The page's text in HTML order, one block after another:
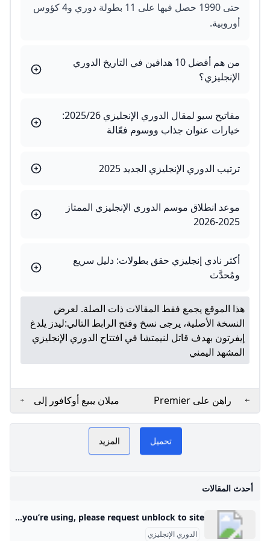
حتى 1990 حصل فيها على 11 بطولة دوري و4 كؤوس
أوروبية.
من هم أفضل 10 هدافين في التاريخ الدوري
الإنجليزي؟
مفاتيح سيو لمقال الدوري الإنجليزي 2025/26:
خيارات عنوان جذاب ووسوم فعّالة
ترتيب الدوري الإنجليزي الجديد 2025
موعد انطلاق موسم الدوري الإنجليزي الممتاز
2025-2026
أكثر نادي إنجليزي حقق بطولات: دليل سريع
ومُحدَّث
هذا الموقع يجمع فقط المقالات ذات الصلة. لعرض
النسخة الأصلية، يرجى نسخ وفتح الرابط التالي:ليدز يلدغ
إيفرتون بهدف قاتل لنيمتشا في افتتاح الدوري الإنجليزي
المشهد اليمني
راهن على Premier
League حدث رياضي
ميلان يبيع أوكافور إلى
أحد أندية الدوري
الإنجليزي الممتاز - جازيتابريميرليج اليوم
الدوري الإنجليزي
وكمان
تحميل المزيد
أحدث المقالات
Radware Captcha Page …but your activity and behavior on this site made us think that you are a bot. Note: A number of things could be going on here. If you are attempting to access this site using an anonymous Private/Proxy network, please disable that and try accessing site again. Due to previously detected malicious behavior which originated from the network you’re using, please request unblock to site.
الدوري الإنجليزي